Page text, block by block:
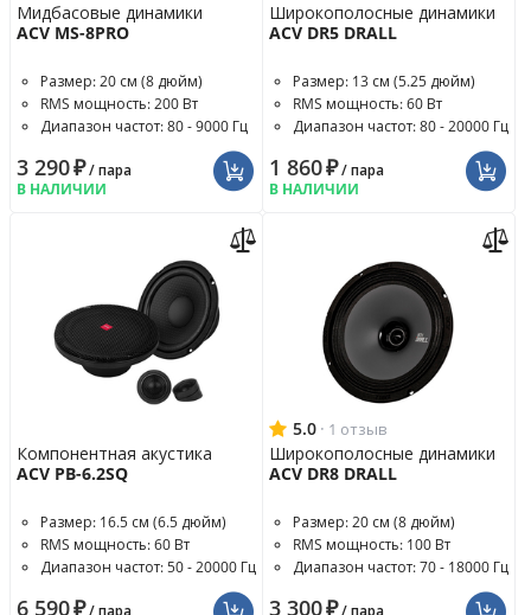
Мидбасовые динамики
ACV MS-8PRO
Размер: 20 см (8 дюйм)
RMS мощность: 200 Вт
Диапазон частот: 80 - 9000 Гц
3 290₽/ пара
В НАЛИЧИИ
Широкополосные динамики
ACV DR5 DRALL
Размер: 13 см (5.25 дюйм)
RMS мощность: 60 Вт
Диапазон частот: 80 - 20000 Гц
1 860₽/ пара
В НАЛИЧИИ
Компонентная акустика
ACV PB-6.2SQ
Размер: 16.5 см (6.5 дюйм)
RMS мощность: 60 Вт
Диапазон частот: 50 - 20000 Гц
6 590₽/ пара
5.0 · 1 отзыв
Широкополосные динамики
ACV DR8 DRALL
Размер: 20 см (8 дюйм)
RMS мощность: 100 Вт
Диапазон частот: 70 - 18000 Гц
3 300₽/ пара